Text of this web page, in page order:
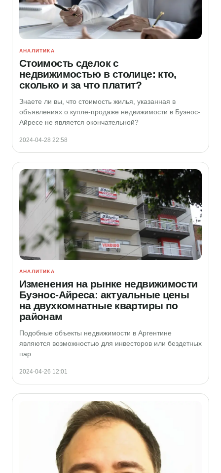
АНАЛИТИКА
Стоимость сделок с
недвижимостью в столице: кто,
сколько и за что платит?
Знаете ли вы, что стоимость жилья, указанная в
объявлениях о купле-продаже недвижимости в Буэнос-
Айресе не является окончательной?
2024-04-28 22:58
АНАЛИТИКА
Изменения на рынке недвижимости
Буэнос-Айреса: актуальные цены
на двухкомнатные квартиры по
районам
Подобные объекты недвижимости в Аргентине
являются возможностью для инвесторов или бездетных
пар
2024-04-26 12:01